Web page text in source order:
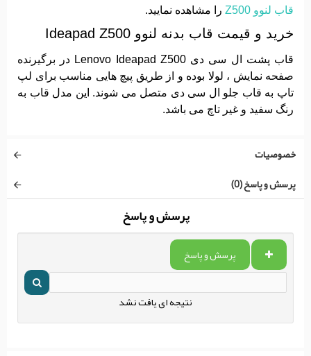
قاب لنوو Z500
را مشاهده نمایید.
خرید و قیمت قاب بدنه لنوو Ideapad Z500
قاب پشت ال سی دی Lenovo Ideapad Z500 در برگیرنده
صفحه نمایش ، لولا بوده و از طریق پیچ هایی مناسب برای لپ
تاپ به قاب جلو ال سی دی متصل می شوند. این مدل قاب به
رنگ سفید و غیر تاچ می باشد.
خصوصیات
پرسش و پاسخ (0)
پرسش و پاسخ
پرسش و پاسخ
نتیجه ای یافت نشد